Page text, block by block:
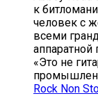
к
человек с
всеми
аппаратной
«Это не
Rock Non